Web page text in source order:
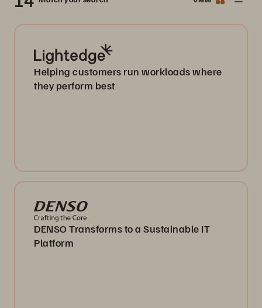
Helping customers run workloads where
they perform best
DENSO Transforms to a Sustainable IT
Platform